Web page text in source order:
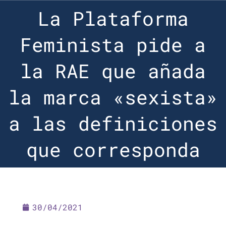
La Plataforma
Feminista pide a
la RAE que añada
la marca «sexista»
a las definiciones
que corresponda
30/04/2021